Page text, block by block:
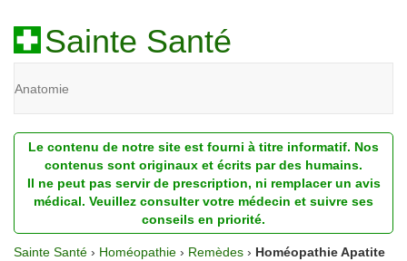
Sainte Santé
Anatomie
Diagnostic
Dossiers
Homéopathie
Le contenu de notre site est fourni à titre informatif. Nos
contenus sont originaux et écrits par des humains.
Il ne peut pas servir de prescription, ni remplacer un avis
médical. Veuillez consulter votre médecin et suivre ses
conseils en priorité.
Sainte Santé › Homéopathie › Remèdes › Homéopathie Apatite